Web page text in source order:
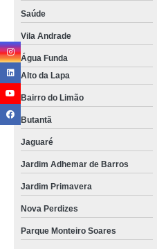
Saúde
Vila Andrade
Água Funda
Alto da Lapa
Bairro do Limão
Butantã
Jaguaré
Jardim Adhemar de Barros
Jardim Primavera
Nova Perdizes
Parque Monteiro Soares